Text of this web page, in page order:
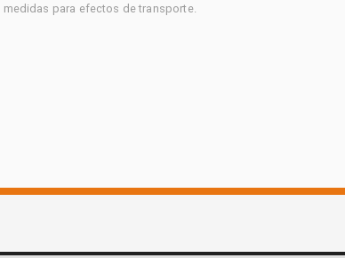
para efectos de transporte.